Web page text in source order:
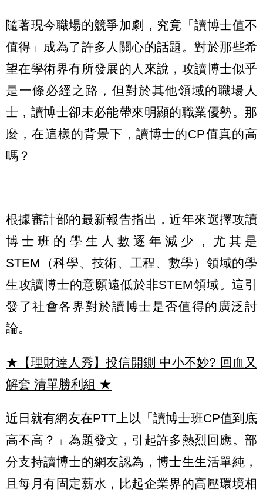
隨著現今職場的競爭加劇，究竟「讀博士值不
值得」成為了許多人關心的話題。對於那些希
望在學術界有所發展的人來說，攻讀博士似乎
是一條必經之路，但對於其他領域的職場人
士，讀博士卻未必能帶來明顯的職業優勢。那
麼，在這樣的背景下，讀博士的CP值真的高
嗎？
根據審計部的最新報告指出，近年來選擇攻讀
博士班的學生人數逐年減少，尤其是
STEM（科學、技術、工程、數學）領域的學
生攻讀博士的意願遠低於非STEM領域。這引
發了社會各界對於讀博士是否值得的廣泛討
論。
★【理財達人秀】投信開鍘 中小不妙? 回血又
解套 清單勝利組 ★
近日就有網友在PTT上以「讀博士班CP值到底
高不高？」為題發文，引起許多熱烈回應。部
分支持讀博士的網友認為，博士生生活單純，
且每月有固定薪水，比起企業界的高壓環境相